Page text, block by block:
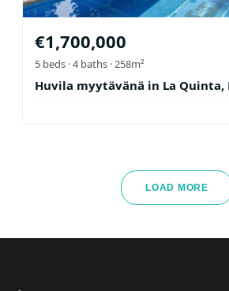
€1,700,000
5 beds ·4baths · 258m²
Huvila myytävänä in La Quinta,
LOAD MORE